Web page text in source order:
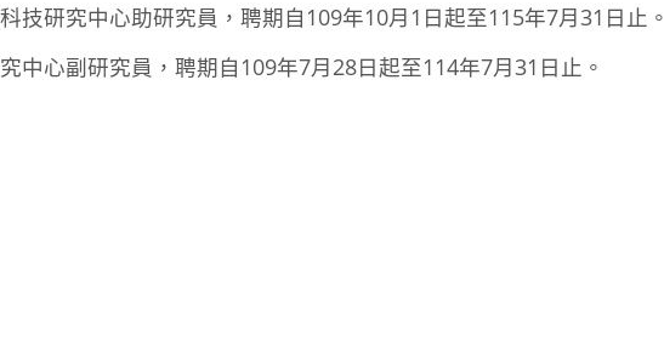
技研究中心助研究員，聘期自109年10月1日起至115年7月31日止。
中心副研究員，聘期自109年7月28日起至114年7月31日止。